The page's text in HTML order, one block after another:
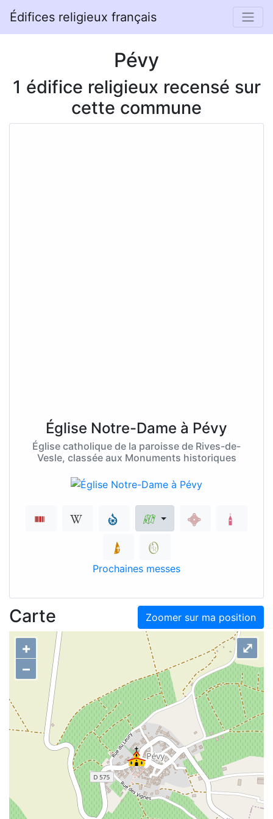
Édifices religieux français
Pévy
1 édifice religieux recensé sur
cette commune
Église Notre-Dame à Pévy
Église catholique de la paroisse de Rives-de-
Vesle, classée aux Monuments historiques
Prochaines messes
Zoomer sur ma position
Carte
+
–
⤢